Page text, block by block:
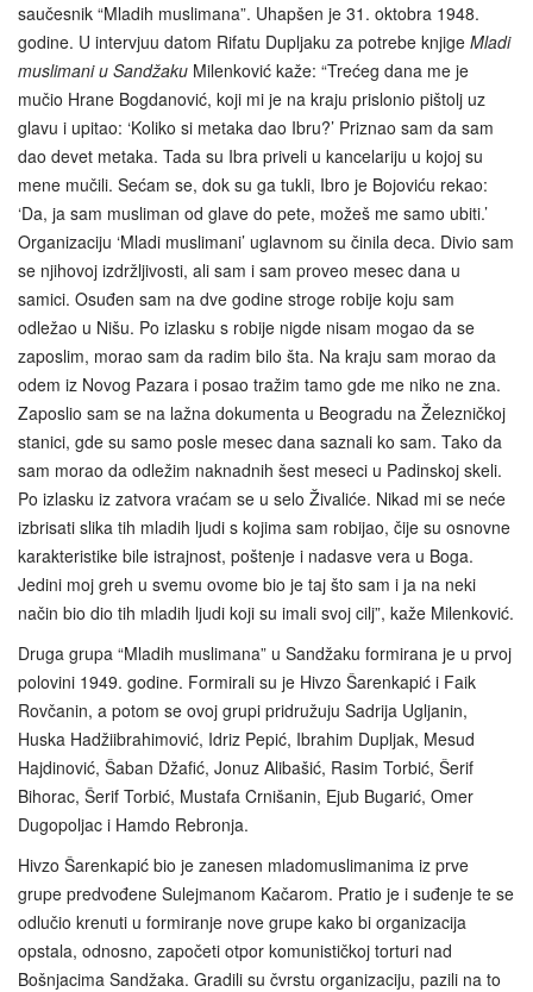
saučesnik “Mladih muslimana”. Uhapšen je 31. oktobra 1948.
godine. U intervjuu datom Rifatu Dupljaku za potrebe knjige Mladi
muslimani u Sandžaku Milenković kaže: “Trećeg dana me je
mučio Hrane Bogdanović, koji mi je na kraju prislonio pištolj uz
glavu i upitao: ‘Koliko si metaka dao Ibru?’ Priznao sam da sam
dao devet metaka. Tada su Ibra priveli u kancelariju u kojoj su
mene mučili. Sećam se, dok su ga tukli, Ibro je Bojoviću rekao:
‘Da, ja sam musliman od glave do pete, možeš me samo ubiti.’
Organizaciju ‘Mladi muslimani’ uglavnom su činila deca. Divio sam
se njihovoj izdržljivosti, ali sam i sam proveo mesec dana u
samici. Osuđen sam na dve godine stroge robije koju sam
odležao u Nišu. Po izlasku s robije nigde nisam mogao da se
zaposlim, morao sam da radim bilo šta. Na kraju sam morao da
odem iz Novog Pazara i posao tražim tamo gde me niko ne zna.
Zaposlio sam se na lažna dokumenta u Beogradu na Železničkoj
stanici, gde su samo posle mesec dana saznali ko sam. Tako da
sam morao da odležim naknadnih šest meseci u Padinskoj skeli.
Po izlasku iz zatvora vraćam se u selo Živaliće. Nikad mi se neće
izbrisati slika tih mladih ljudi s kojima sam robijao, čije su osnovne
karakteristike bile istrajnost, poštenje i nadasve vera u Boga.
Jedini moj greh u svemu ovome bio je taj što sam i ja na neki
način bio dio tih mladih ljudi koji su imali svoj cilj”, kaže Milenković.
Druga grupa “Mladih muslimana” u Sandžaku formirana je u prvoj
polovini 1949. godine. Formirali su je Hivzo Šarenkapić i Faik
Rovčanin, a potom se ovoj grupi pridružuju Sadrija Ugljanin,
Huska Hadžiibrahimović, Idriz Pepić, Ibrahim Dupljak, Mesud
Hajdinović, Šaban Džafić, Jonuz Alibašić, Rasim Torbić, Šerif
Bihorac, Šerif Torbić, Mustafa Crnišanin, Ejub Bugarić, Omer
Dugopoljac i Hamdo Rebronja.
Hivzo Šarenkapić bio je zanesen mladomuslimanima iz prve
grupe predvođene Sulejmanom Kačarom. Pratio je i suđenje te se
odlučio krenuti u formiranje nove grupe kako bi organizacija
opstala, odnosno, započeti otpor komunističkoj torturi nad
Bošnjacima Sandžaka. Gradili su čvrstu organizaciju, pazili na to